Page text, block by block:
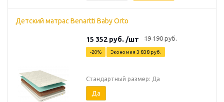
Детский матрас Benartti Baby Orto
15 352 руб. /шт 19 190руб.
-20% Экономия 3 838 руб.
Стандартный размер: Да
Да